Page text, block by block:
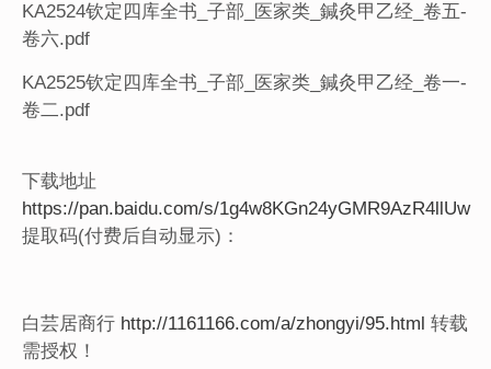
KA2524钦定四库全书_子部_医家类_鍼灸甲乙经_卷五-
卷六.pdf
KA2525钦定四库全书_子部_医家类_鍼灸甲乙经_卷一-
卷二.pdf
下载地址
https://pan.baidu.com/s/1g4w8KGn24yGMR9AzR4llUw
提取码(付费后自动显示)：
白芸居商行 http://1161166.com/a/zhongyi/95.html 转载
需授权！